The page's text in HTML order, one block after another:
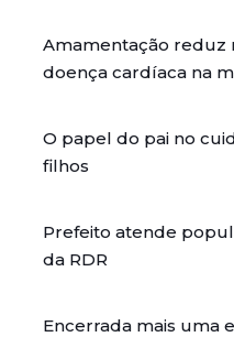
Amamentação reduz
doença cardíaca na
O papel do pai no
filhos
Prefeito atende
da RDR
Encerrada mais uma